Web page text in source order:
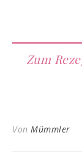
Zum
Von Mümmler